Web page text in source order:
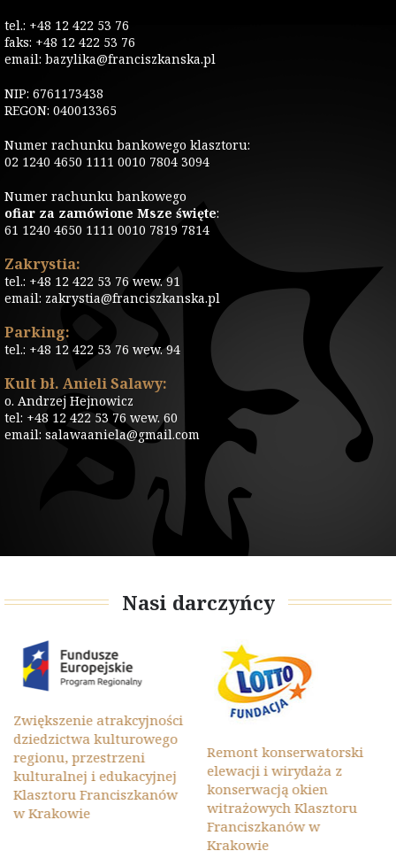
tel.: +48 12 422 53 76
faks: +48 12 422 53 76
email: bazylika@franciszkanska.pl
NIP: 6761173438
REGON: 040013365
Numer rachunku bankowego klasztoru:
02 1240 4650 1111 0010 7804 3094
Numer rachunku bankowego
ofiar za zamówione Msze święte:
61 1240 4650 1111 0010 7819 7814
Zakrystia:
tel.: +48 12 422 53 76 wew. 91
email: zakrystia@franciszkanska.pl
Parking:
tel.: +48 12 422 53 76 wew. 94
Kult bł. Anieli Salawy:
o. Andrzej Hejnowicz
tel: +48 12 422 53 76 wew. 60
email: salawaaniela@gmail.com
Nasi darczyńcy
Zwiększenie atrakcyjności
dziedzictwa kulturowego
regionu, przestrzeni
kulturalnej i edukacyjnej
Klasztoru Franciszkanów
w Krakowie
Remont konserwatorski
elewacji i wirydaża z
konserwacją okien
witrażowych Klasztoru
Franciszkanów w
Krakowie